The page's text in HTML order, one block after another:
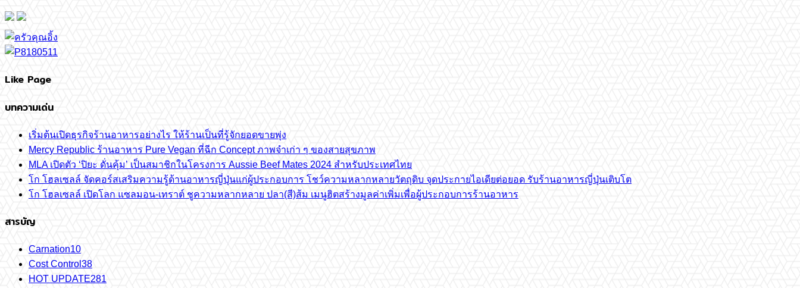
Like Page
บทความเด่น
เริ่มต้นเปิดธุรกิจร้านอาหารอย่างไร ให้ร้านเป็นที่รู้จักยอดขายพุ่ง
Mercy Republic ร้านอาหาร Pure Vegan ที่ฉีก Concept ภาพจำเก่า ๆ ของสายสุขภาพ
MLA เปิดตัว ‘ปิยะ ดั่นคุ้ม’ เป็นสมาชิกในโครงการ Aussie Beef Mates 2024 สำหรับประเทศไทย
โก โฮลเซลล์ จัดคอร์สเสริมความรู้ด้านอาหารญี่ปุ่นแก่ผู้ประกอบการ โชว์ความหลากหลายวัตถุดิบ จุดประกายไอเดียต่อยอด รับร้านอาหารญี่ปุ่นเติบโต
โก โฮลเซลล์ เปิดโลก แซลมอน-เทราต์ ชูความหลากหลาย ปลา(สี)ส้ม เมนูฮิตสร้างมูลค่าเพิ่มเพื่อผู้ประกอบการร้านอาหาร
สารบัญ
Carnation10
Cost Control 38
HOT UPDATE281